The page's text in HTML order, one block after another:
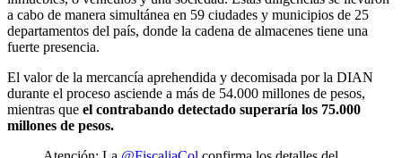
a cabo de manera simultánea en 59 ciudades y municipios de 25
departamentos del país, donde la cadena de almacenes tiene una
fuerte presencia.
El valor de la mercancía aprehendida y decomisada por la DIAN
durante el proceso asciende a más de 54.000 millones de pesos,
mientras que el contrabando detectado superaría los 75.000
millones de pesos.